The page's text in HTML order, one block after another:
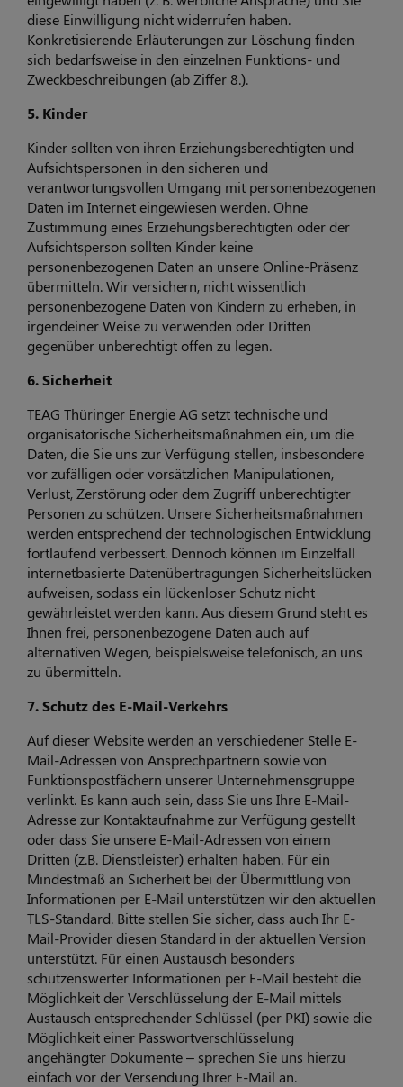
diese Einwilligung nicht widerrufen haben.
Konkretisierende Erläuterungen zur Löschung finden
sich bedarfsweise in den einzelnen Funktions- und
Zweckbeschreibungen (ab Ziffer 8.).
5. Kinder
Kinder sollten von ihren Erziehungsberechtigten und
Aufsichtspersonen in den sicheren und
verantwortungsvollen Umgang mit personenbezogenen
Daten im Internet eingewiesen werden. Ohne
Zustimmung eines Erziehungsberechtigten oder der
Aufsichtsperson sollten Kinder keine
personenbezogenen Daten an unsere Online-Präsenz
übermitteln. Wir versichern, nicht wissentlich
personenbezogene Daten von Kindern zu erheben, in
irgendeiner Weise zu verwenden oder Dritten
gegenüber unberechtigt offen zu legen.
6. Sicherheit
TEAG Thüringer Energie AG setzt technische und
organisatorische Sicherheitsmaßnahmen ein, um die
Daten, die Sie uns zur Verfügung stellen, insbesondere
vor zufälligen oder vorsätzlichen Manipulationen,
Verlust, Zerstörung oder dem Zugriff unberechtigter
Personen zu schützen. Unsere Sicherheitsmaßnahmen
werden entsprechend der technologischen Entwicklung
fortlaufend verbessert. Dennoch können im Einzelfall
internetbasierte Datenübertragungen Sicherheitslücken
aufweisen, sodass ein lückenloser Schutz nicht
gewährleistet werden kann. Aus diesem Grund steht es
Ihnen frei, personenbezogene Daten auch auf
alternativen Wegen, beispielsweise telefonisch, an uns
zu übermitteln.
7. Schutz des E-Mail-Verkehrs
Auf dieser Website werden an verschiedener Stelle E-
Mail-Adressen von Ansprechpartnern sowie von
Funktionspostfächern unserer Unternehmensgruppe
verlinkt. Es kann auch sein, dass Sie uns Ihre E-Mail-
Adresse zur Kontaktaufnahme zur Verfügung gestellt
oder dass Sie unsere E-Mail-Adressen von einem
Dritten (z.B. Dienstleister) erhalten haben. Für ein
Mindestmaß an Sicherheit bei der Übermittlung von
Informationen per E-Mail unterstützen wir den aktuellen
TLS-Standard. Bitte stellen Sie sicher, dass auch Ihr E-
Mail-Provider diesen Standard in der aktuellen Version
unterstützt. Für einen Austausch besonders
schützenswerter Informationen per E-Mail besteht die
Möglichkeit der Verschlüsselung der E-Mail mittels
Austausch entsprechender Schlüssel (per PKI) sowie die
Möglichkeit einer Passwortverschlüsselung
angehängter Dokumente – sprechen Sie uns hierzu
einfach vor der Versendung Ihrer E-Mail an.